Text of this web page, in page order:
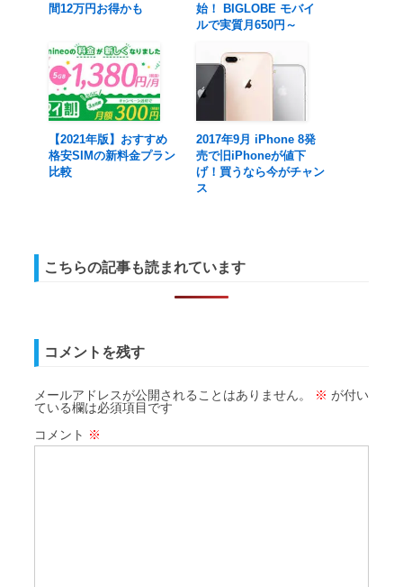
間12万円お得かも
始！ BIGLOBE モバイ
ルで実質月650円～
【2021年版】おすすめ
格安SIMの新料金プラン
比較
2017年9月 iPhone 8発
売で旧iPhoneが値下
げ！買うなら今がチャン
ス
こちらの記事も読まれています
コメントを残す
メールアドレスが公開されることはありません。 ※ が付い
ている欄は必須項目です
コメント ※